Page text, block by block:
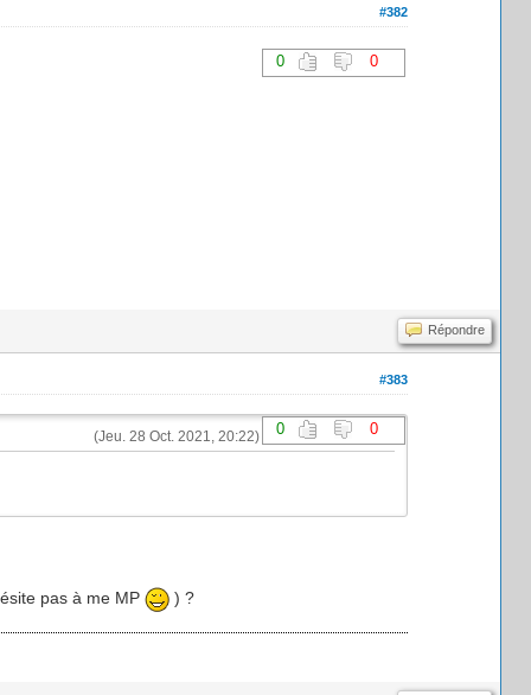
#382
0 0
Répondre
#383
0 0
(Jeu. 28 Oct. 2021, 20:22)
pas à me MP ) ?